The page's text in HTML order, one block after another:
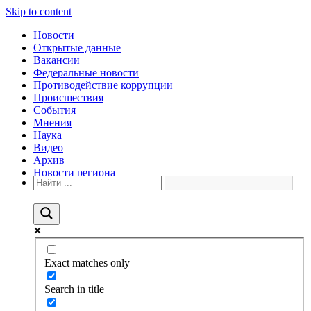
Skip to content
Новости
Открытые данные
Вакансии
Федеральные новости
Противодействие коррупции
Происшествия
События
Мнения
Наука
Видео
Архив
Новости региона
Exact matches only
Search in title